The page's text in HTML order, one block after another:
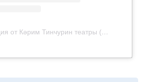
Публикация от Кәрим Тинчурин театры (@k_tinchurin_teatri)